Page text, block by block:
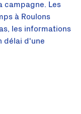
campagne. Les
à Roulons
les informations
délai d'une